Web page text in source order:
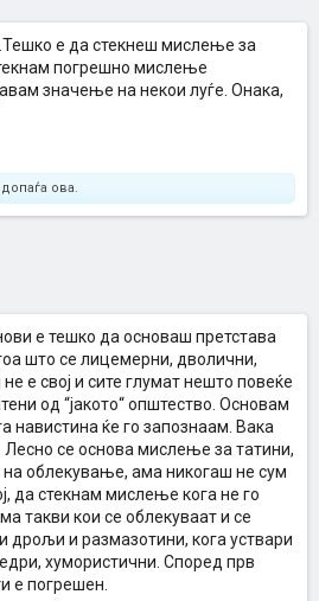
е да стекнеш мислење за
погрешно мислење
значење на некои луѓе. Онака,
ова.
е тешко да основаш претстава
што се лицемерни, дволични,
е свој и сите глумат нешто повеќе
од “јакото“ општество. Основам
навистина ќе го запознаам. Вака
Лесно се основа мислење за татини,
на облекување, ама никогаш не сум
да стекнам мислење кога не го
такви кои се облекуваат и се
дрољи и размазотини, кога уствари
хумористични. Според прв
е погрешен.